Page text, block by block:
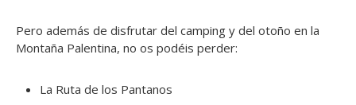
Pero además de disfrutar del camping y del otoño en la
Montaña Palentina, no os podéis perder:
La Ruta de los Pantanos